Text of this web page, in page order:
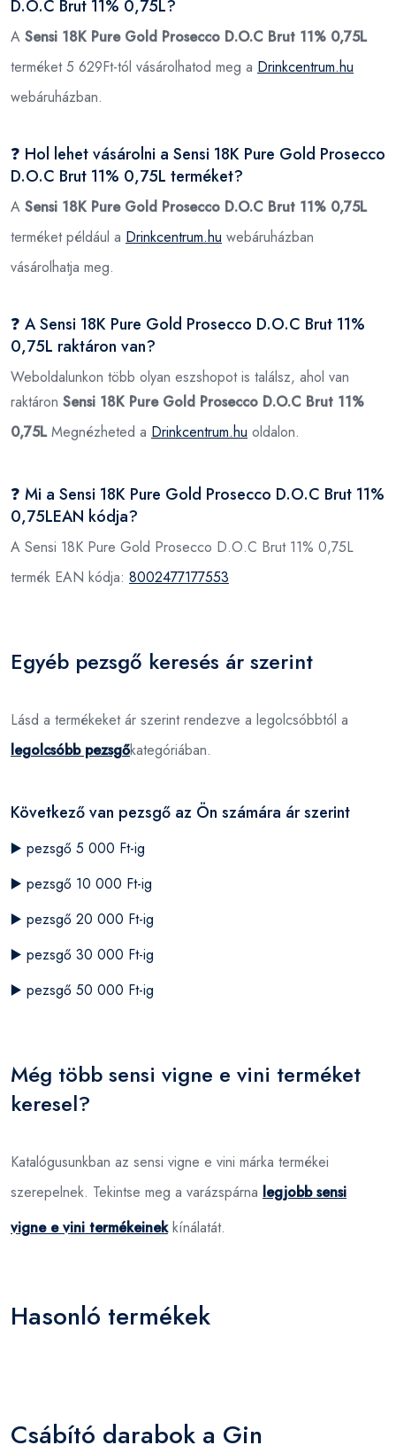
D.O.C Brut 11% 0,75L?
A Sensi 18K Pure Gold Prosecco D.O.C Brut 11% 0,75L
terméket 5 629Ft-tól vásárolhatod meg a Drinkcentrum.hu
webáruházban.
❓ Hol lehet vásárolni a Sensi 18K Pure Gold Prosecco
D.O.C Brut 11% 0,75L terméket?
A Sensi 18K Pure Gold Prosecco D.O.C Brut 11% 0,75L
terméket például a Drinkcentrum.hu webáruházban
vásárolhatja meg.
❓ A Sensi 18K Pure Gold Prosecco D.O.C Brut 11%
0,75L raktáron van?
Weboldalunkon több olyan eszshopot is találsz, ahol van
raktáron Sensi 18K Pure Gold Prosecco D.O.C Brut 11%
0,75LMegnézheted a Drinkcentrum.hu oldalon.
❓ Mi a Sensi 18K Pure Gold Prosecco D.O.C Brut 11%
0,75LEAN kódja?
A Sensi 18K Pure Gold Prosecco D.O.C Brut 11% 0,75L
termék EAN kódja: 8002477177553
Egyéb pezsgő keresés ár szerint
Lásd a termékeket ár szerint rendezve a legolcsóbbtól a
legolcsóbb pezsgőkategóriában.
Következő van pezsgő az Ön számára ár szerint
▶️ pezsgő 5 000 Ft-ig
▶️ pezsgő 10 000 Ft-ig
▶️ pezsgő 20 000 Ft-ig
▶️ pezsgő 30 000 Ft-ig
▶️ pezsgő 50 000 Ft-ig
Még több sensi vigne e vini terméket
keresel?
Katalógusunkban az sensi vigne e vini márka termékei
szerepelnek. Tekintse meg a varázspárna legjobb sensi
vigne e vini termékeinekkínálatát.
Hasonló termékek
Csábító darabok a Gin